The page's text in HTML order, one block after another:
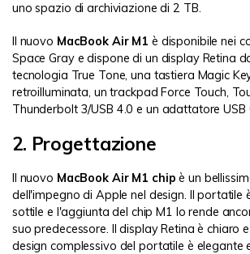
uno spazio di archiviazione di 2 TB.
Il nuovo MacBook Air M1 è disponibile nei
Space Gray e dispone di un display Retina
tecnologia True Tone, una tastiera Magic
retroilluminata, un trackpad Force Touch,
Thunderbolt 3/USB 4.0 e un adattatore USB
2. Progettazione
Il nuovo MacBook Air M1 chip è un
dell'impegno di Apple nel design. Il portatile
sottile e l'aggiunta del chip M1 lo rende
suo predecessore. Il display Retina è chiaro
design complessivo del portatile è elegante